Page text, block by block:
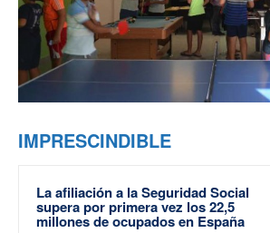
IMPRESCINDIBLE
La afiliación a la Seguridad Social
supera por primera vez los 22,5
millones de ocupados en España